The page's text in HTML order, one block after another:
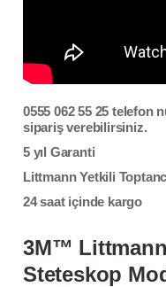
0555 062 55 25 telefon
sipariş verebilirsiniz.
5 yıl Garanti
Littmann Yetkili
24 saat içinde kargo
3M™
Steteskop